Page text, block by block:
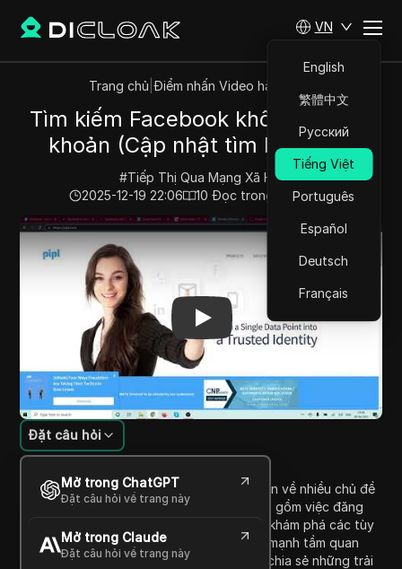
VN
English
繁體中文
Русский
Tiếng Việt
Português
Español
Deutsch
Français
Trang chủ Điểm nhấn Video hàng đầu
Tìm kiếm Facebook không cần tài
khoản (Cập nhật tìm kiếm FB)
#Tiếp Thị Qua Mạng Xã Hội
2025-12-19 22:06
10 Đọc trong giây phút
Play Video:Tìm kiếm Facebook không cần tài khoản
Giới thiệu nội dung
Đặt câu hỏi
Mở trong ChatGPT
Đặt câu hỏi về trang này
Mở trong Claude
Đặt câu hỏi về trang này
Trong video này, Nick van Patrick thảo luận về nhiều chủ đề
liên quan đến việc sử dụng Facebook, bao gồm việc đăng
nhập vào tài khoản, kết nối với bạn bè và khám phá các tùy
chọn có sẵn trên nền tảng này. Ông nhấn mạnh tầm quan
trọng của các công cụ tìm kiếm xã hội và chia sẻ những trải